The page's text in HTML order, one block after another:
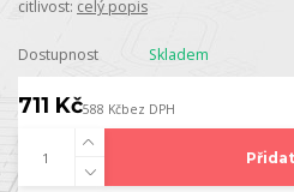
citlivost: celý popis
Dostupnost Skladem
711 Kč588 Kčbez DPH